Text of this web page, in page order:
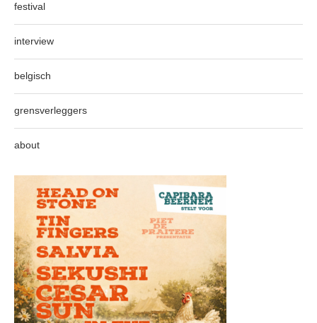
festival
interview
belgisch
grensverleggers
about